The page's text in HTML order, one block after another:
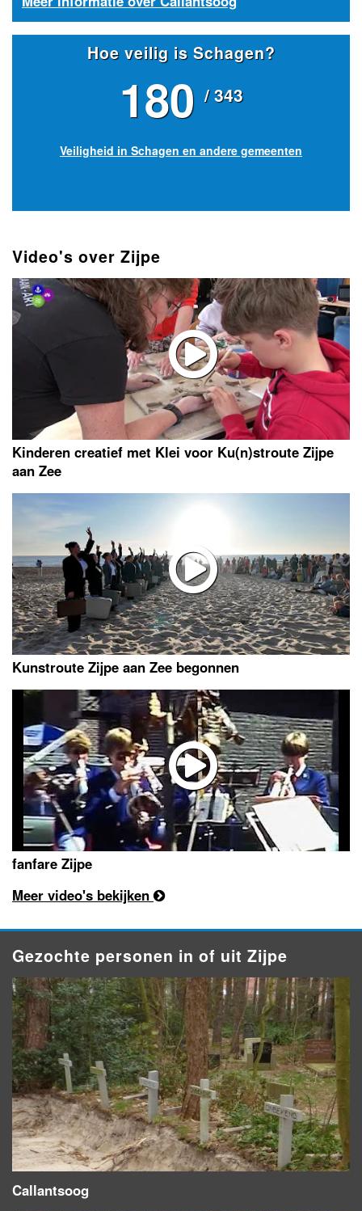
Hoe veilig is Schagen?
180 / 343
Veiligheid in Schagen en andere gemeenten
Video's over Zijpe
Kinderen creatief met Klei voor Ku(n)stroute Zijpe
aan Zee
Kunstroute Zijpe aan Zee begonnen
fanfare Zijpe
Meer video's bekijken
Gezochte personen in of uit Zijpe
Callantsoog